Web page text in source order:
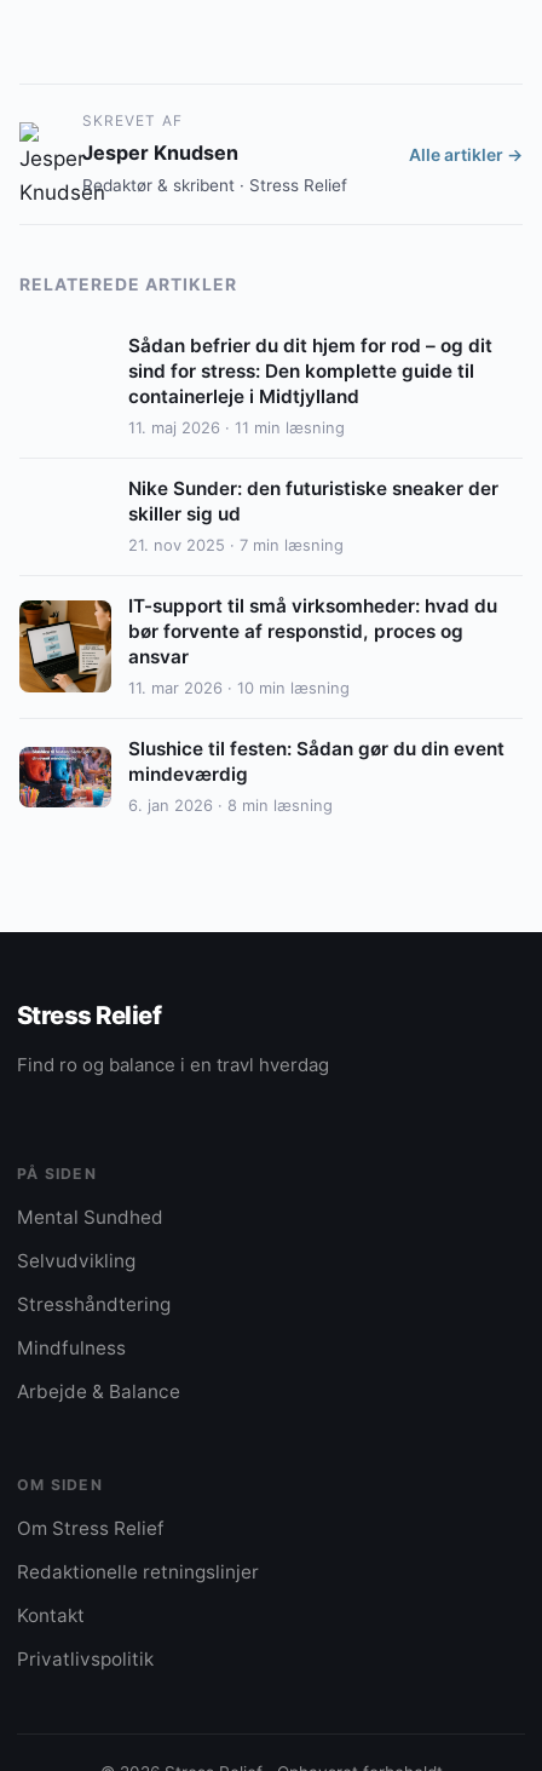
SKREVET AF
Jesper Knudsen
Redaktør & skribent · Stress Relief
Alle artikler →
RELATEREDE ARTIKLER
Sådan befrier du dit hjem for rod – og dit
sind for stress: Den komplette guide til
containerleje i Midtjylland
11. maj 2026 · 11 min læsning
Nike Sunder: den futuristiske sneaker der
skiller sig ud
21. nov 2025 · 7 min læsning
IT-support til små virksomheder: hvad du
bør forvente af responstid, proces og
ansvar
11. mar 2026 · 10 min læsning
Slushice til festen: Sådan gør du din event
mindeværdig
6. jan 2026 · 8 min læsning
Stress Relief
Find ro og balance i en travl hverdag
PÅ SIDEN
Mental Sundhed
Selvudvikling
Stresshåndtering
Mindfulness
Arbejde & Balance
OM SIDEN
Om Stress Relief
Redaktionelle retningslinjer
Kontakt
Privatlivspolitik